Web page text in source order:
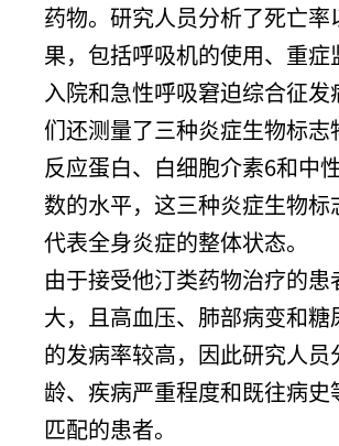
药物。研究人员分析了死亡率
果，包括呼吸机的使用、重症
入院和急性呼吸窘迫综合征发
们还测量了三种炎症生物标
反应蛋白、白细胞介素6和中
数的水平，这三种炎症生物标
代表全身炎症的整体状态。
由于接受他汀类药物治疗的患
大，且高血压、肺部病变和糖
的发病率较高，因此研究人员
龄、疾病严重程度和既往病史
匹配的患者。